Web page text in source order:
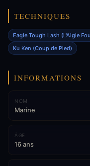
TECHNIQUES
Eagle Tough Lash (L'Aigle
Ku Ken (Coup de Pied)
INFORMATIONS
NOM
Marine
ÂGE
16 ans